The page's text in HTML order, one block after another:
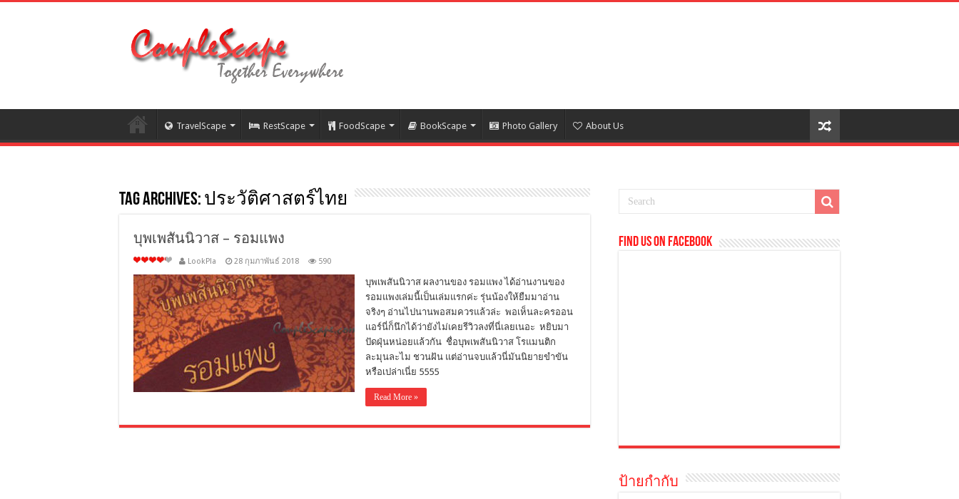
TravelScape RestScape FoodScape BookScape Photo Gallery About Us
Tag Archives: ประวัติศาสตร์ไทย
บุพเพสันนิวาส – รอมแพง
LookPla 28 กุมภาพันธ์ 2018 590
บุพเพสันนิวาส ผลงานของ รอมแพง ได้อ่านงานของ
รอมแพงเล่มนี้เป็นเล่มแรกค่ะ รุ่นน้องให้ยืมมาอ่าน
จริงๆ อ่านไปนานพอสมควรแล้วล่ะ พอเห็นละครออน
แอร์นี่ก็นึกได้ว่ายังไม่เคยรีวิวลงที่นี่เลยเนอะ หยิบมา
ปัดฝุ่นหน่อยแล้วกัน ชื่อบุพเพสันนิวาส โรแมนติก
ละมุนละไม ชวนฝัน แต่อ่านจบแล้วนี่มันนิยายขำขัน
หรือเปล่าเนี่ย 5555
Read More »
Find us on Facebook
ป้ายกำกับ